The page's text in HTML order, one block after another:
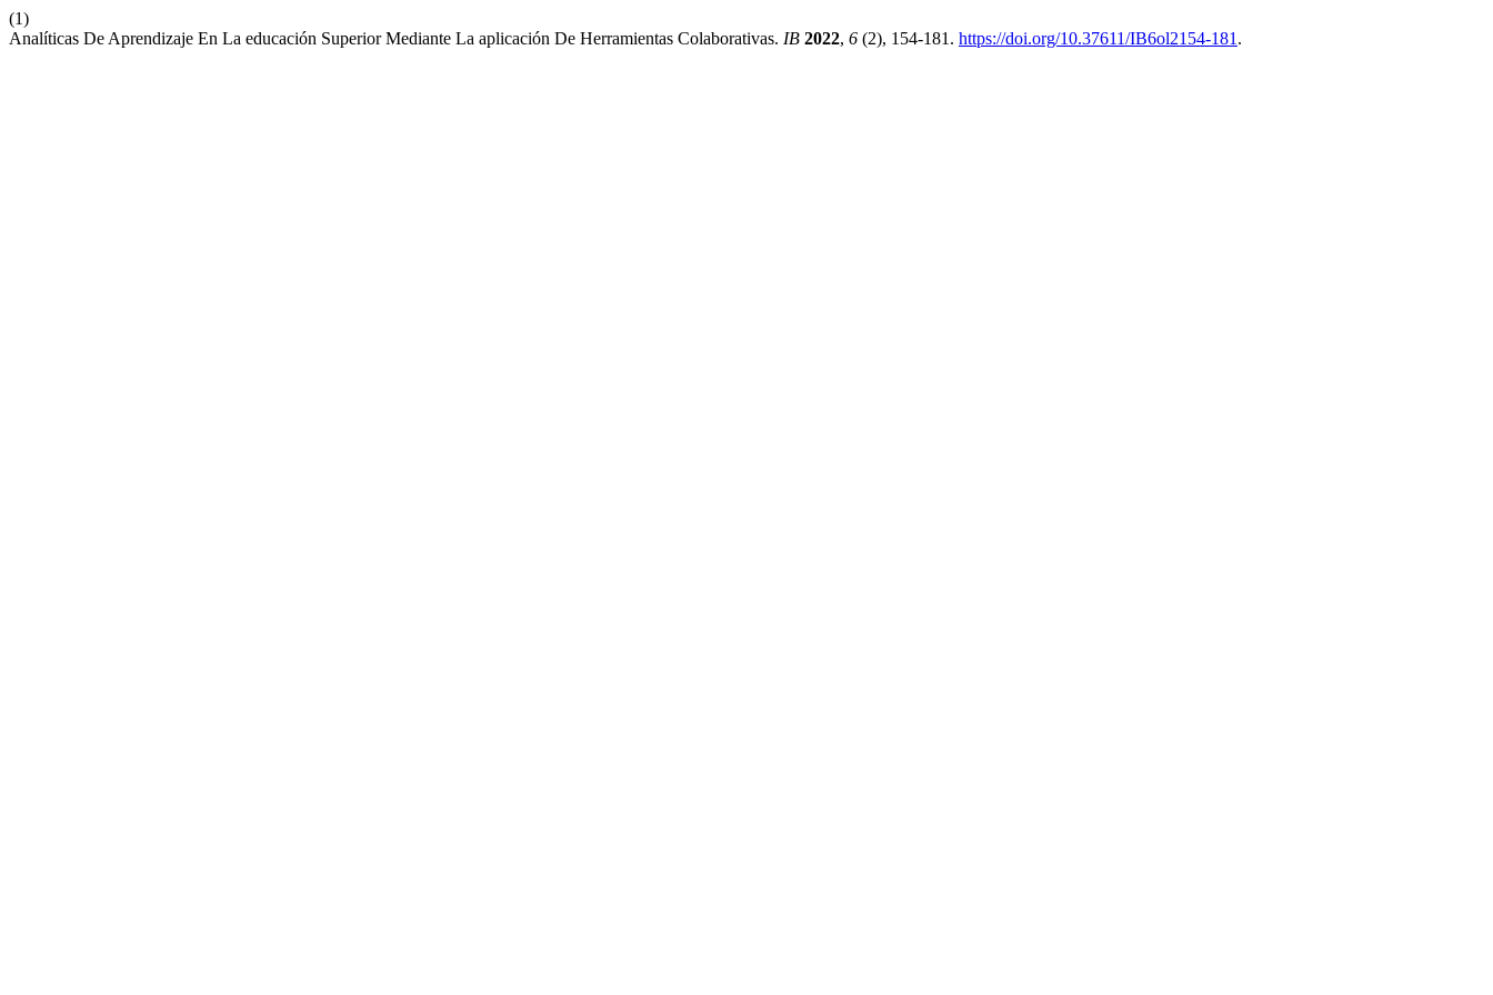
(1)
Analíticas De Aprendizaje En La educación Superior Mediante La aplicación De Herramientas Colaborativas. IB 2022, 6 (2), 154-181. https://doi.org/10.37611/IB6ol2154-181 .